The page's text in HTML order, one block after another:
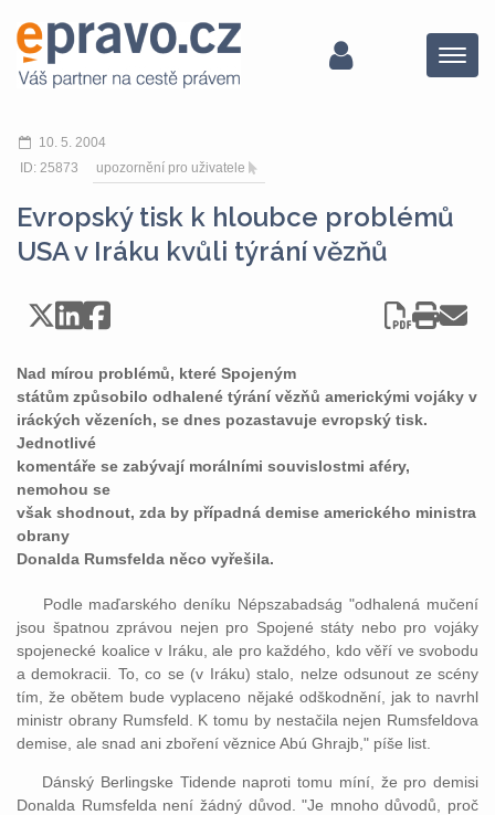
Menu
10. 5. 2004
ID: 25873
upozornění pro uživatele
Evropský tisk k hloubce problémů
USA v Iráku kvůli týrání vězňů
Nad mírou problémů, které Spojeným
státům způsobilo odhalené týrání vězňů americkými vojáky v
iráckých vězeních, se dnes pozastavuje evropský tisk.
Jednotlivé
komentáře se zabývají morálními souvislostmi aféry,
nemohou se
však shodnout, zda by případná demise amerického ministra
obrany
Donalda Rumsfelda něco vyřešila.
Podle maďarského deníku Népszabadság "odhalená mučení
jsou špatnou zprávou nejen pro Spojené státy nebo pro vojáky
spojenecké koalice v Iráku, ale pro každého, kdo věří ve svobodu
a demokracii. To, co se (v Iráku) stalo, nelze odsunout ze scény
tím, že obětem bude vyplaceno nějaké odškodnění, jak to navrhl
ministr obrany Rumsfeld. K tomu by nestačila nejen Rumsfeldova
demise, ale snad ani zboření věznice Abú Ghrajb," píše list.
Dánský Berlingske Tidende naproti tomu míní, že pro demisi
Donalda Rumsfelda není žádný důvod. "Je mnoho důvodů, proč